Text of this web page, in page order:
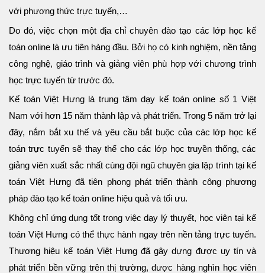
với phương thức trực tuyến,…
Do đó, việc chọn một địa chỉ chuyên đào tạo các lớp học kế
toán online là ưu tiên hàng đầu. Bởi họ có kinh nghiệm, nền tảng
công nghệ, giáo trình và giảng viên phù hợp với chương trình
học trực tuyến từ trước đó.
Kế toán Việt Hưng là trung tâm dạy kế toán online số 1 Việt
Nam với hơn 15 năm thành lập và phát triển. Trong 5 năm trở lại
đây, nắm bắt xu thế và yêu cầu bắt buộc của các lớp học kế
toán trực tuyến sẽ thay thế cho các lớp học truyền thống, các
giảng viên xuất sắc nhất cùng đội ngũ chuyên gia lập trình tại kế
toán Việt Hưng đã tiên phong phát triển thành công phương
pháp đào tạo kế toán online hiệu quả và tối ưu.
Không chỉ ứng dụng tốt trong việc dạy lý thuyết, học viên tại kế
toán Việt Hưng có thể thực hành ngay trên nền tảng trực tuyến.
Thương hiệu kế toán Việt Hưng đã gây dựng được uy tín và
phát triển bền vững trên thị trường, được hàng nghìn học viên